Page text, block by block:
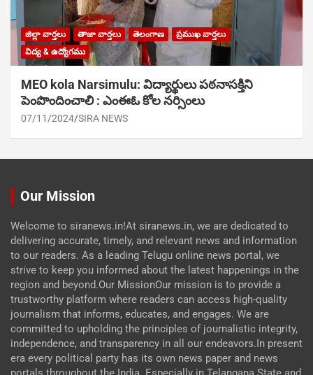
జిల్లా వార్తలు తాజా వార్తలు తెలంగాణ
ప్రముఖ వార్తలు
విద్య & ఉద్యోగము
MEO kola Narsimulu: విద్యార్థులు పఠ‌నాసక్తిని
పెంపొందించాలి : ఎంఈఓ కోల నర్సింలు
07/11/2024 SIRA NEWS
Our Mission
Welcome to siranews.in!At siranews.in, we are dedicated to
delivering accurate, timely, and relevant news and information
to our readers. As a leading Telugu online news portal, we
strive to keep you informed about the latest happenings in the
region and beyond.Our MissionOur mission is to provide a
trustworthy platform where readers can access high-quality
journalism that informs, educates, and engages. We are
committed to upholding the principles of journalistic integrity,
independence, and transparency in all our endeavors.In present
era every political party has its own news paper and news